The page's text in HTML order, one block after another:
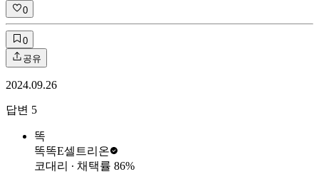
0
0
공유
2024.09.26
답변 5
똑
똑똑E셀트리온
코대리 ∙ 채택률 86%